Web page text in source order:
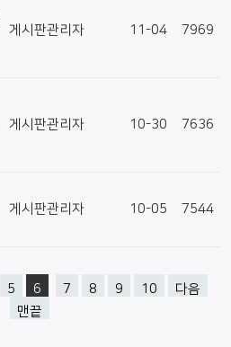
게시판관리자 11-04 7969
게시판관리자 10-30 7636
게시판관리자 10-05 7544
5 6 7 8 9 10
다음
맨끝